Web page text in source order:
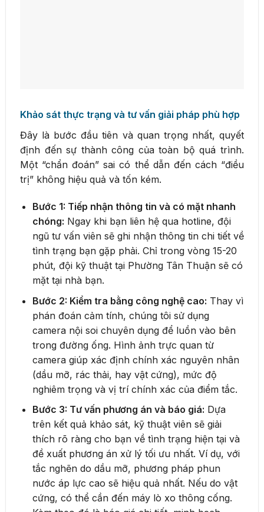
Khảo sát thực trạng và tư vấn giải pháp phù hợp
Đây là bước đầu tiên và quan trọng nhất, quyết
định đến sự thành công của toàn bộ quá trình.
Một “chẩn đoán” sai có thể dẫn đến cách “điều
trị” không hiệu quả và tốn kém.
Bước 1: Tiếp nhận thông tin và có mặt nhanh
chóng: Ngay khi bạn liên hệ qua hotline, đội
ngũ tư vấn viên sẽ ghi nhận thông tin chi tiết về
tình trạng bạn gặp phải. Chỉ trong vòng 15-20
phút, đội kỹ thuật tại Phường Tân Thuận sẽ có
mặt tại nhà bạn.
Bước 2: Kiểm tra bằng công nghệ cao: Thay vì
phán đoán cảm tính, chúng tôi sử dụng
camera nội soi chuyên dụng để luồn vào bên
trong đường ống. Hình ảnh trực quan từ
camera giúp xác định chính xác nguyên nhân
(dầu mỡ, rác thải, hay vật cứng), mức độ
nghiêm trọng và vị trí chính xác của điểm tắc.
Bước 3: Tư vấn phương án và báo giá: Dựa
trên kết quả khảo sát, kỹ thuật viên sẽ giải
thích rõ ràng cho bạn về tình trạng hiện tại và
đề xuất phương án xử lý tối ưu nhất. Ví dụ, với
tắc nghẽn do dầu mỡ, phương pháp phun
nước áp lực cao sẽ hiệu quả nhất. Nếu do vật
cứng, có thể cần đến máy lò xo thông cống.